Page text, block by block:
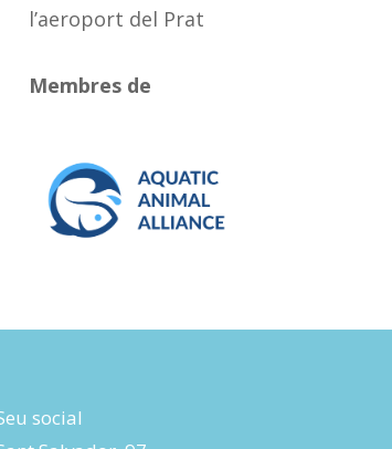
l’aeroport del Prat
Membres de
social